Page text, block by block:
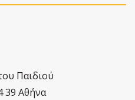
Παιδιού
39 Αθήνα